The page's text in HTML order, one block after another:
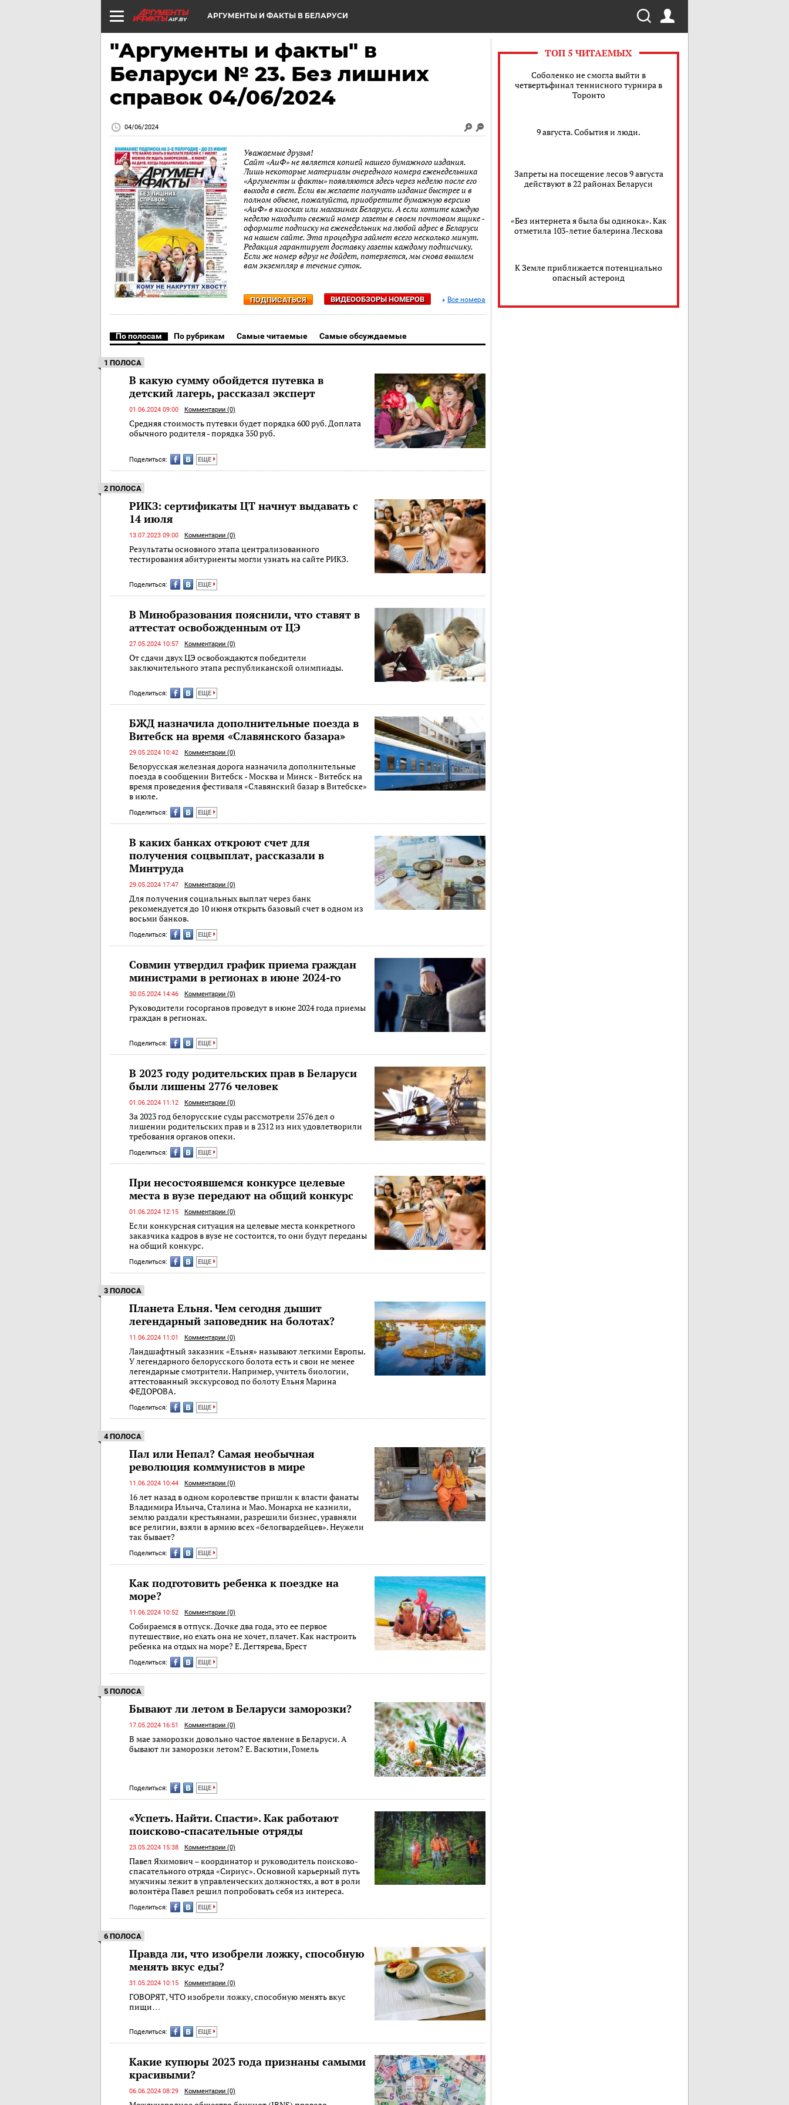
AIF.BY АРГУМЕНТЫ И ФАКТЫ В БЕЛАРУСИ
"Аргументы и факты" в
Беларуси № 23. Без лишних
справок 04/06/2024
04/06/2024
Уважаемые друзья!
Сайт «АиФ» не является копией нашего бумажного издания.
Лишь некоторые материалы очередного номера еженедельника
«Аргументы и факты» появляются здесь через неделю после его
выхода в свет. Если вы желаете получать издание быстрее и в
полном объеме, пожалуйста, приобретите бумажную версию
«АиФ» в киосках или магазинах Беларуси. А если хотите каждую
неделю находить свежий номер газеты в своем почтовом ящике -
оформите подписку на еженедельник на любой адрес в Беларуси
на нашем сайте. Эта процедура займет всего несколько минут.
Редакция гарантирует доставку газеты каждому подписчику.
Если же номер вдруг не дойдет, потеряется, мы снова вышлем
вам экземпляр в течение суток.
ПОДПИСАТЬСЯ ВИДЕООБЗОРЫ НОМЕРОВ Все номера
По полосам По рубрикам Самые читаемые Самые обсуждаемые
1 ПОЛОСА
В какую сумму обойдется путевка в
детский лагерь, рассказал эксперт
01.06.2024 09:00 Комментарии (0)
Средняя стоимость путевки будет порядка 600 руб. Доплата
обычного родителя - порядка 350 руб.
Поделиться: ЕЩЕ
2 ПОЛОСА
РИКЗ: сертификаты ЦТ начнут выдавать с
14 июля
13.07.2023 09:00 Комментарии (0)
Результаты основного этапа централизованного
тестирования абитуриенты могли узнать на сайте РИКЗ.
Поделиться: ЕЩЕ
В Минобразования пояснили, что ставят в
аттестат освобожденным от ЦЭ
27.05.2024 10:57 Комментарии (0)
От сдачи двух ЦЭ освобождаются победители
заключительного этапа республиканской олимпиады.
Поделиться: ЕЩЕ
БЖД назначила дополнительные поезда в
Витебск на время «Славянского базара»
29.05.2024 10:42 Комментарии (0)
Белорусская железная дорога назначила дополнительные
поезда в сообщении Витебск - Москва и Минск - Витебск на
время проведения фестиваля «Славянский базар в Витебске»
в июле.
Поделиться: ЕЩЕ
В каких банках откроют счет для
получения соцвыплат, рассказали в
Минтруда
29.05.2024 17:47 Комментарии (0)
Для получения социальных выплат через банк
рекомендуется до 10 июня открыть базовый счет в одном из
восьми банков.
Поделиться: ЕЩЕ
Совмин утвердил график приема граждан
министрами в регионах в июне 2024-го
30.05.2024 14:46 Комментарии (0)
Руководители госорганов проведут в июне 2024 года приемы
граждан в регионах.
Поделиться: ЕЩЕ
В 2023 году родительских прав в Беларуси
были лишены 2776 человек
01.06.2024 11:12 Комментарии (0)
За 2023 год белорусские суды рассмотрели 2576 дел о
лишении родительских прав и в 2312 из них удовлетворили
требования органов опеки.
Поделиться: ЕЩЕ
При несостоявшемся конкурсе целевые
места в вузе передают на общий конкурс
01.06.2024 12:15 Комментарии (0)
Если конкурсная ситуация на целевые места конкретного
заказчика кадров в вузе не состоится, то они будут переданы
на общий конкурс.
Поделиться: ЕЩЕ
3 ПОЛОСА
Планета Ельня. Чем сегодня дышит
легендарный заповедник на болотах?
11.06.2024 11:01 Комментарии (0)
Ландшафтный заказник «Ельня» называют легкими Европы.
У легендарного белорусского болота есть и свои не менее
легендарные смотрители. Например, учитель биологии,
аттестованный экскурсовод по болоту Ельня Марина
ФЕДОРОВА.
Поделиться: ЕЩЕ
4 ПОЛОСА
Пал или Непал? Самая необычная
революция коммунистов в мире
11.06.2024 10:44 Комментарии (0)
16 лет назад в одном королевстве пришли к власти фанаты
Владимира Ильича, Сталина и Мао. Монарха не казнили,
землю раздали крестьянами, разрешили бизнес, уравняли
все религии, взяли в армию всех «белогвардейцев». Неужели
так бывает?
Поделиться: ЕЩЕ
Как подготовить ребенка к поездке на
море?
11.06.2024 10:52 Комментарии (0)
Собираемся в отпуск. Дочке два года, это ее первое
путешествие, но ехать она не хочет, плачет. Как настроить
ребенка на отдых на море? Е. Дегтярева, Брест
Поделиться: ЕЩЕ
5 ПОЛОСА
Бывают ли летом в Беларуси заморозки?
17.05.2024 16:51 Комментарии (0)
В мае заморозки довольно частое явление в Беларуси. А
бывают ли заморозки летом? Е. Васютин, Гомель
Поделиться: ЕЩЕ
«Успеть. Найти. Спасти». Как работают
поисково-спасательные отряды
23.05.2024 15:38 Комментарии (0)
Павел Яхимович – координатор и руководитель поисково-
спасательного отряда «Сириус». Основной карьерный путь
мужчины лежит в управленческих должностях, а вот в роли
волонтёра Павел решил попробовать себя из интереса.
Поделиться: ЕЩЕ
6 ПОЛОСА
Правда ли, что изобрели ложку, способную
менять вкус еды?
31.05.2024 10:15 Комментарии (0)
ГОВОРЯТ, ЧТО изобрели ложку, способную менять вкус
пищи…
Поделиться: ЕЩЕ
Какие купюры 2023 года признаны самыми
красивыми?
06.06.2024 08:29 Комментарии (0)
ТОП 5 ЧИТАЕМЫХ
Соболенко не смогла выйти в
четвертьфинал теннисного турнира в
Торонто
9 августа. События и люди.
Запреты на посещение лесов 9 августа
действуют в 22 районах Беларуси
«Без интернета я была бы одинока». Как
отметила 103-летие балерина Лескова
К Земле приближается потенциально
опасный астероид